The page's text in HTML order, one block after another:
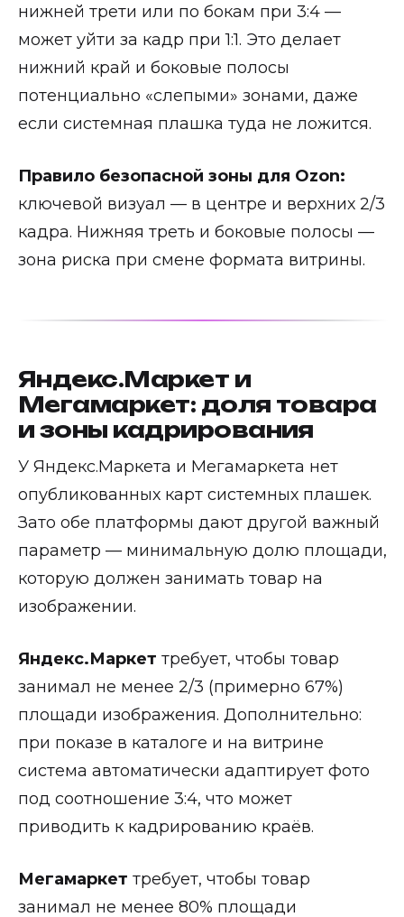
нижней трети или по бокам при 3:4 —
может уйти за кадр при 1:1. Это делает
нижний край и боковые полосы
потенциально «слепыми» зонами, даже
если системная плашка туда не ложится.
Правило безопасной зоны для Ozon:
ключевой визуал — в центре и верхних 2/3
кадра. Нижняя треть и боковые полосы —
зона риска при смене формата витрины.
Яндекс.Маркет и
Мегамаркет: доля товара
и зоны кадрирования
У Яндекс.Маркета и Мегамаркета нет
опубликованных карт системных плашек.
Зато обе платформы дают другой важный
параметр — минимальную долю площади,
которую должен занимать товар на
изображении.
Яндекс.Маркет требует, чтобы товар
занимал не менее 2/3 (примерно 67%)
площади изображения. Дополнительно:
при показе в каталоге и на витрине
система автоматически адаптирует фото
под соотношение 3:4, что может
приводить к кадрированию краёв.
Мегамаркет требует, чтобы товар
занимал не менее 80% площади